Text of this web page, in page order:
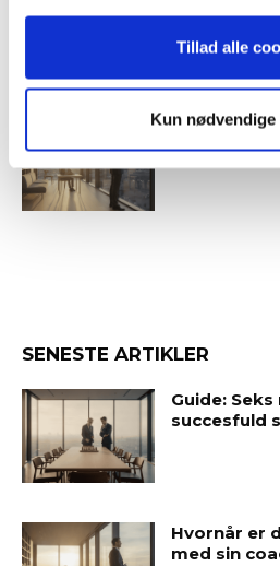
anvende vores hjemmeside.
Tillad alle
Kun nødvendige
succesfuld
Hvornår er
med sin
SENESTE ARTIKLER
Guide:
succesfuld
Hvornår er
med sin
Tilmeld